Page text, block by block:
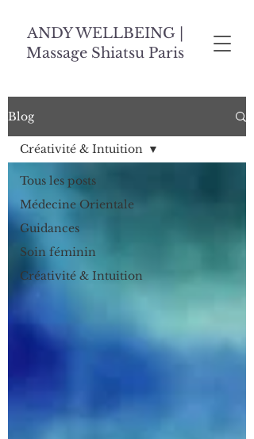
ANDY WELLBEING |
Massage Shiatsu Paris
Blog
Tous les posts
Médecine Orientale
Guidances
Soin féminin
Créativité & Intuition
Créativité & Intuition